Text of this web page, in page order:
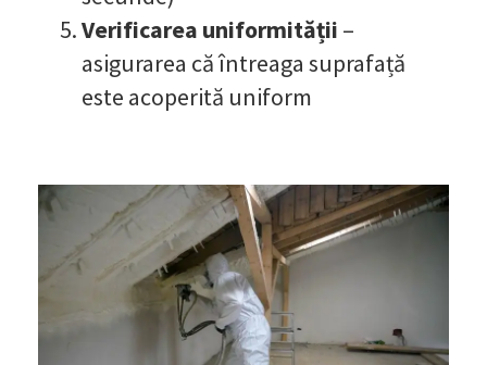
Verificarea uniformității –
asigurarea că întreaga suprafață
este acoperită uniform